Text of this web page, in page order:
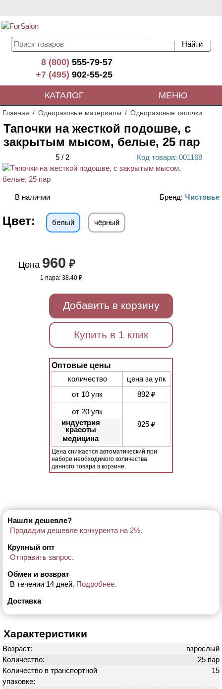
8 (800)555-79-57
+7 (495)902-55-25
КАТАЛОГ МЕНЮ
Главная Одноразовые материалы Одноразовые тапочки
Тапочки на жесткой подошве, с
закрытым мысом, белые, 25 пар
5 / 2 Код товара: 001168
ХИТ
В наличии Бренд: Чистовье
Цвет: белый чёрный
Цена 960 ₽
1 пара:38.40 ₽
Добавить в корзину
Купить в 1 клик
Оптовые цены
количество
цена за упк
от 10 упк
892 ₽
от 20 упк
индустрия
красоты
медицина
825 ₽
Цена снижается автоматический при
наборе необходимого количества
данного товара в корзине.
Нашли дешевле?
Продадим дешевле конкурента на 2%.
Крупный опт
Отправить запрос.
Обмен и возврат
В течении 14 дней. Подробнее.
Доставка
Характеристики
Возраст:
взрослый
Количество:
25 пар
Количество в транспортной
упаковке:
15